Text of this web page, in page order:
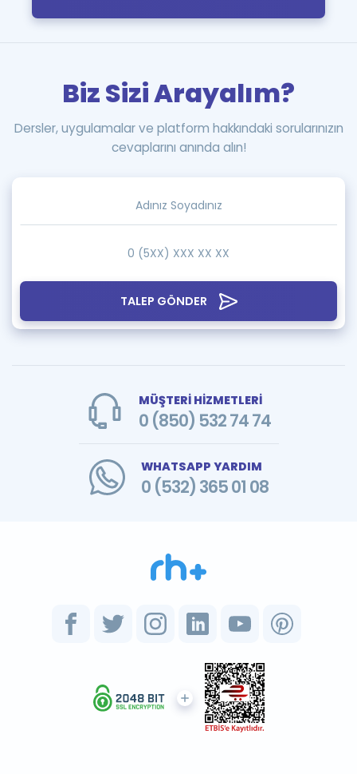
TALEP GÖNDER
Biz Sizi Arayalım?
Dersler, uygulamalar ve platform hakkındaki sorularınızın
cevaplarını anında alın!
MÜŞTERİ HİZMETLERİ
0 (850) 532 74 74
WHATSAPP YARDIM
0 (532) 365 01 08